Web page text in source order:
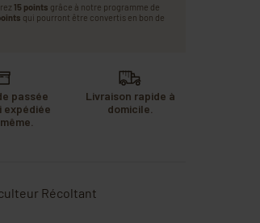
15 points grâce à notre programme de
qui pourront être convertis en bon de
passée
expédiée
Livraison rapide à
domicile.
Récoltant